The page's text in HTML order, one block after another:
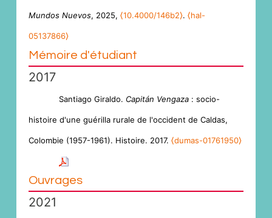
Mundos Nuevos, 2025, ⟨10.4000/146b2⟩. ⟨hal-
05137866⟩
Mémoire d'étudiant
2017
Santiago Giraldo. Capitán Vengaza: socio-
histoire d'une guérilla rurale de l'occident de Caldas,
Colombie (1957-1961). Histoire. 2017. ⟨dumas-01761950⟩
Ouvrages
2021